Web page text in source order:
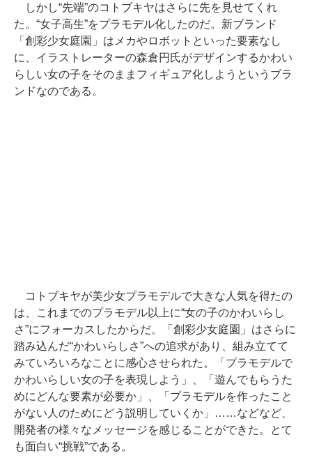
しかし“先端”のコトブキヤはさらに先を見せてくれ
た。“女子高生”をプラモデル化したのだ。新ブランド
「創彩少女庭園」はメカやロボットといった要素なし
に、イラストレーターの森倉円氏がデザインするかわい
らしい女の子をそのままフィギュア化しようというブラ
ンドなのである。
コトブキヤが美少女プラモデルで大きな人気を得たの
は、これまでのプラモデル以上に“女の子のかわいらし
さ”にフォーカスしたからだ。「創彩少女庭園」はさらに
踏み込んだ“かわいらしさ”への追求があり、組み立てて
みていろいろなことに感心させられた。「プラモデルで
かわいらしい女の子を表現しよう」、「遊んでもらうた
めにどんな要素が必要か」、「プラモデルを作ったこと
がない人のためにどう説明していくか」……などなど、
開発者の様々なメッセージを感じることができた。とて
も面白い“挑戦”である。